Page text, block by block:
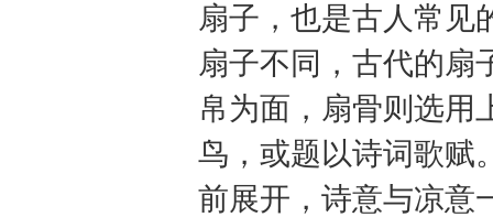
扇子，也是古人常见
扇子不同，古代的扇
帛为面，扇骨则选用
鸟，或题以诗词歌赋
前展开，诗意与凉意